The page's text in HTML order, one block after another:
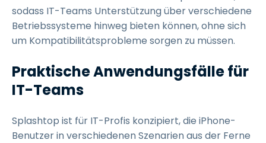
sodass IT-Teams Unterstützung über verschiedene
Betriebssysteme hinweg bieten können, ohne sich
um Kompatibilitätsprobleme sorgen zu müssen.
Praktische Anwendungsfälle für
IT-Teams
Splashtop ist für IT-Profis konzipiert, die iPhone-
Benutzer in verschiedenen Szenarien aus der Ferne